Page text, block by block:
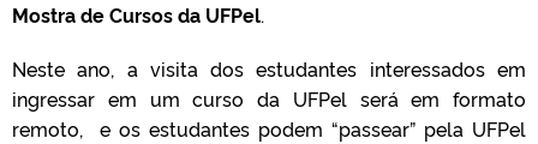
Mostra de Cursos da UFPel.
Neste ano, a visita dos estudantes interessados em
ingressar em um curso da UFPel será em formato
remoto, e os estudantes podem “passear” pela UFPel